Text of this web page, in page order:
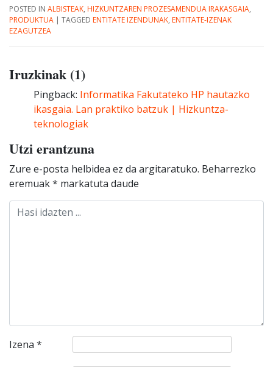
POSTED IN ALBISTEAK, HIZKUNTZAREN PROZESAMENDUA IRAKASGAIA,
PRODUKTUA | TAGGED ENTITATE IZENDUNAK, ENTITATE-IZENAK
EZAGUTZEA
Iruzkinak (1)
Pingback: Informatika Fakutateko HP hautazko
ikasgaia. Lan praktiko batzuk | Hizkuntza-
teknologiak
Utzi erantzuna
Zure e-posta helbidea ez da argitaratuko. Beharrezko
eremuak* markatuta daude
Izena *